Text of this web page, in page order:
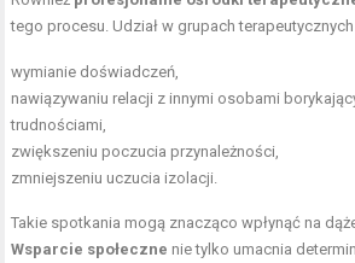
tego procesu. Udział w grupach
wymianie doświadczeń,
nawiązywaniu relacji z innymi osobami
trudnościami,
zwiększeniu poczucia przynależności,
zmniejszeniu uczucia izolacji.
Takie spotkania mogą znacząco wpłynąć na
Wsparcie społeczne nie tylko umacnia